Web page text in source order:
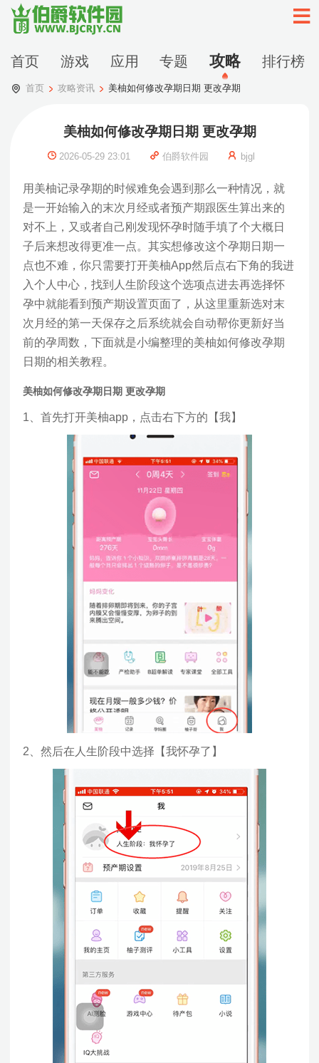
首页 游戏 应用 专题 攻略 排行榜
首页 攻略资讯 美柚如何修改孕期日期 更改孕期
美柚如何修改孕期日期 更改孕期
2026-05-29 23:01 伯爵软件园 bjgl
用美柚记录孕期的时候难免会遇到那么一种情况，就
是一开始输入的末次月经或者预产期跟医生算出来的
对不上，又或者自己刚发现怀孕时随手填了个大概日
子后来想改得更准一点。其实想修改这个孕期日期一
点也不难，你只需要打开美柚App然后点右下角的我进
入个人中心，找到人生阶段这个选项点进去再选择怀
孕中就能看到预产期设置页面了，从这里重新选对末
次月经的第一天保存之后系统就会自动帮你更新好当
前的孕周数，下面就是小编整理的美柚如何修改孕期
日期的相关教程。
美柚如何修改孕期日期 更改孕期
1、首先打开美柚app，点击右下方的【我】
2、然后在人生阶段中选择【我怀孕了】